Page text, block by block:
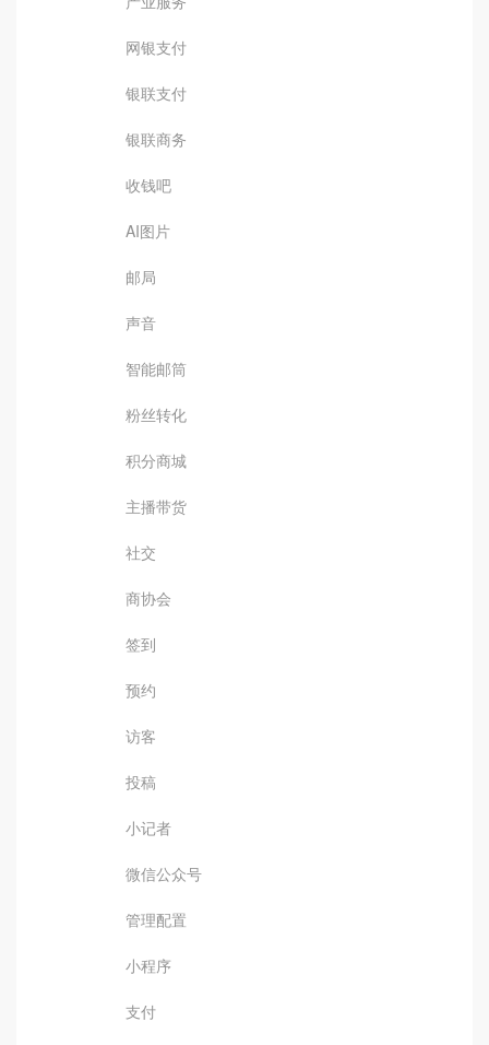
网银支付
银联支付
银联商务
收钱吧
AI图片
邮局
声音
智能邮筒
粉丝转化
积分商城
主播带货
社交
商协会
签到
预约
访客
投稿
小记者
微信公众号
管理配置
小程序
支付